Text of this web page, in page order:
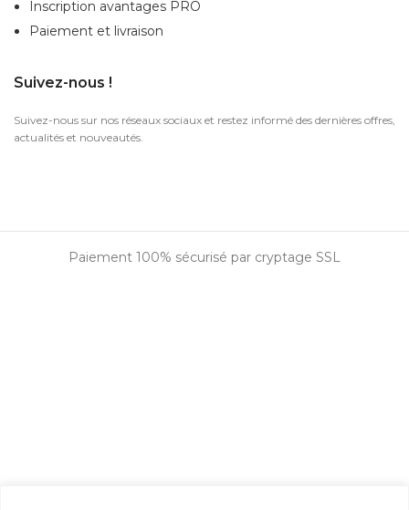
Inscription avantages PRO
Paiement et livraison
Suivez-nous !
Suivez-nous sur nos réseaux sociaux et restez informé des dernières offres,
actualités et nouveautés.
Paiement 100% sécurisé par cryptage SSL